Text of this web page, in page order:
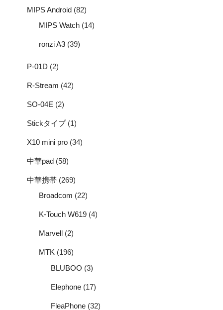
MIPS Android (82)
MIPS Watch (14)
ronzi A3 (39)
P-01D (2)
R-Stream (42)
SO-04E (2)
Stickタイプ(1)
X10 mini pro (34)
中華pad (58)
中華携帯 (269)
Broadcom (22)
K-Touch W619 (4)
Marvell (2)
MTK (196)
BLUBOO (3)
Elephone (17)
FleaPhone (32)